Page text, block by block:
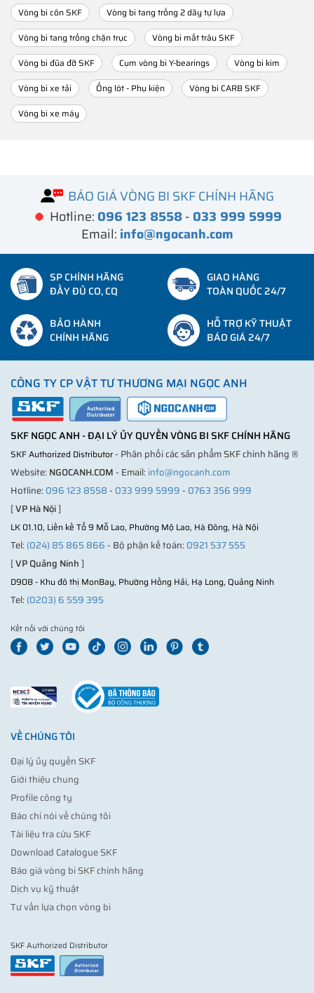
Vòng bi côn SKF
Vòng bi tang trống 2 dãy tự lựa
Vòng bi tang trống chặn trục
Vòng bi mắt trâu SKF
Vòng bi đũa đỡ SKF
Cụm vòng bi Y-bearings
Vòng bi kim
Vòng bi xe tải
Ống lót - Phụ kiện
Vòng bi CARB SKF
Vòng bi xe máy
BÁO GIÁ VÒNG BI SKF CHÍNH HÃNG
Hotline: 096 123 8558- 033 999 5999
Email: info@ngocanh.com
SP CHÍNH HÃNG
ĐẦY ĐỦ CO, CQ
GIAO HÀNG
TOÀN QUỐC 24/7
BẢO HÀNH
CHÍNH HÃNG
HỖ TRỢ KỸ THUẬT
BÁO GIÁ 24/7
CÔNG TY CP VẬT TƯ THƯƠNG MẠI NGỌC ANH
SKF NGỌC ANH - ĐẠI LÝ ỦY QUYỀN VÒNG BI SKF CHÍNH HÃNG
SKF Authorized Distributor- Phân phối các sản phẩm SKF chính hãng ®
Website: NGOCANH.COM- Email: info@ngocanh.com
Hotline: 096 123 8558- 033 999 5999- 0763 356 999
[VP Hà Nội]
LK 01.10, Liền kề Tổ 9 Mỗ Lao, Phường Mộ Lao, Hà Đông, Hà Nội
Tel: (024) 85 865 866- Bộ phận kế toán: 0921 537 555
[VP Quảng Ninh]
D908 - Khu đô thị MonBay, Phường Hồng Hải, Hạ Long, Quảng Ninh
Tel: (0203) 6 559 395
Kết nối với chúng tôi
VỀ CHÚNG TÔI
Đại lý ủy quyền SKF
Giới thiệu chung
Profile công ty
Báo chí nói về chúng tôi
Tài liệu tra cứu SKF
Download Catalogue SKF
Báo giá vòng bi SKF chính hãng
Dịch vụ kỹ thuật
Tư vấn lựa chọn vòng bi
SKF Authorized Distributor